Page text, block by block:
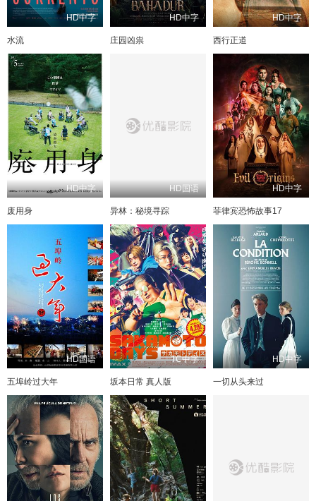
HD中字
水流
HD中字
庄园凶祟
HD中字
西行正道
HD中字
废用身
HD国语
异林：秘境寻踪
HD中字
菲律宾恐怖故事17
HD国语
五埠岭过大年
TC中字
坂本日常 真人版
HD中字
一切从头来过